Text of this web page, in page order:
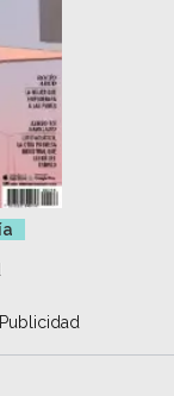
Publicidad